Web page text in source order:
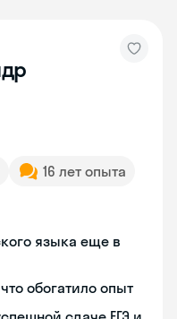
16 лет опыта
языка еще в
обогатило опыт